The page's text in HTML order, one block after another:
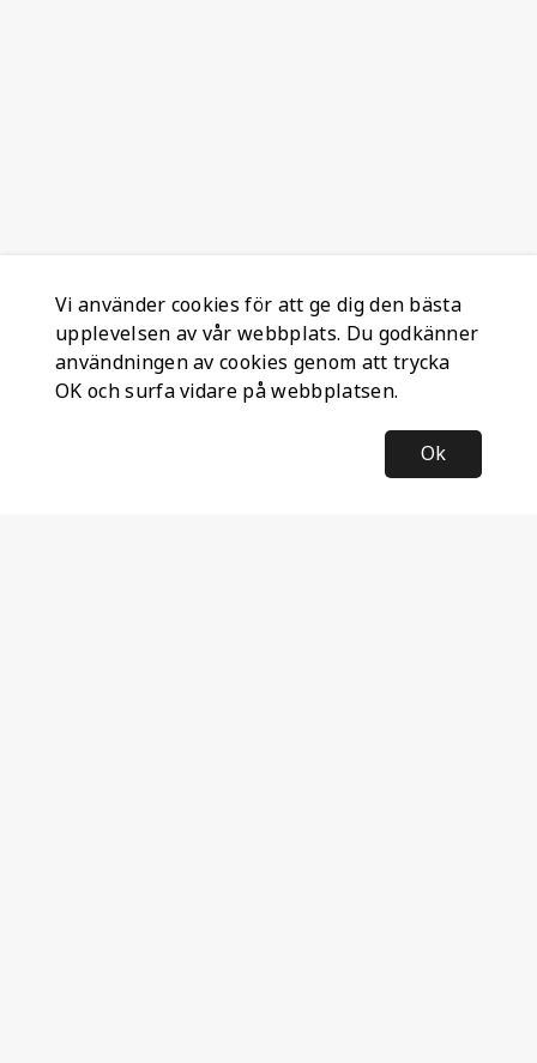
Vi använder cookies för att ge dig den bästa
upplevelsen av vår webbplats. Du godkänner
användningen av cookies genom att trycka
OK och surfa vidare på webbplatsen.
Ok